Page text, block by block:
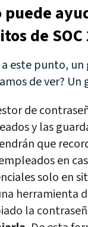
puede
de SOC
este punto,
de ver?
de
y las
que
en
solo en
herramienta
la